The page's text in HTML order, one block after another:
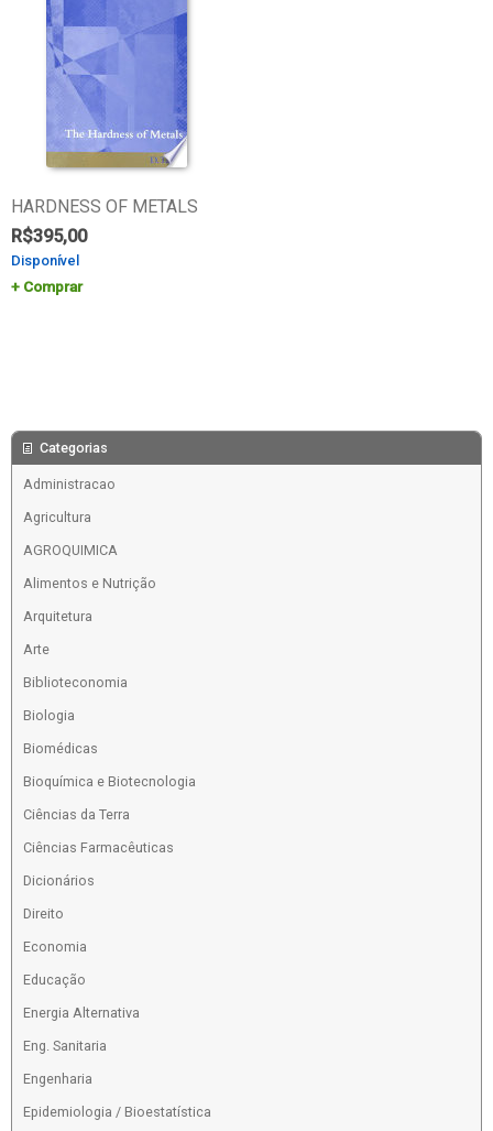
HARDNESS OF METALS
R$395,00
Disponível
Comprar
Categorias
Administracao
Agricultura
AGROQUIMICA
Alimentos e Nutrição
Arquitetura
Arte
Biblioteconomia
Biologia
Biomédicas
Bioquímica e Biotecnologia
Ciências da Terra
Ciências Farmacêuticas
Dicionários
Direito
Economia
Educação
Energia Alternativa
Eng. Sanitaria
Engenharia
Epidemiologia / Bioestatística